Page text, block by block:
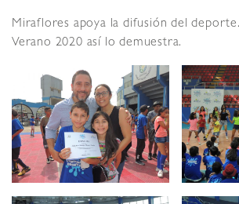
Miraflores apoya la difusión del
Verano 2020 así lo demuestra.